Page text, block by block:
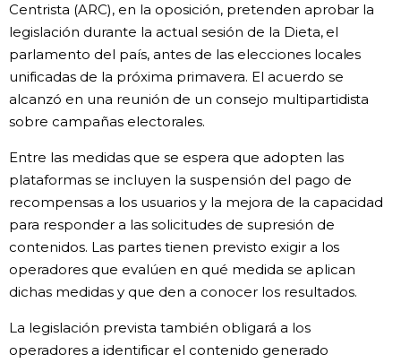
Noticias
Datos de Japón
Fragmentos de Japón
Blog
Tokio
Avisos
official SNS
Centrista (ARC), en la oposición, pretenden aprobar la
legislación durante la actual sesión de la Dieta, el
parlamento del país, antes de las elecciones locales
unificadas de la próxima primavera. El acuerdo se
alcanzó en una reunión de un consejo multipartidista
sobre campañas electorales.
Entre las medidas que se espera que adopten las
plataformas se incluyen la suspensión del pago de
recompensas a los usuarios y la mejora de la capacidad
para responder a las solicitudes de supresión de
contenidos. Las partes tienen previsto exigir a los
operadores que evalúen en qué medida se aplican
dichas medidas y que den a conocer los resultados.
La legislación prevista también obligará a los
operadores a identificar el contenido generado